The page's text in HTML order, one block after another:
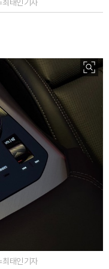
태인 기자
태인 기자